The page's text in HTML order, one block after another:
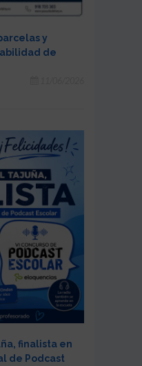
y
de
finalista en
de Podcast